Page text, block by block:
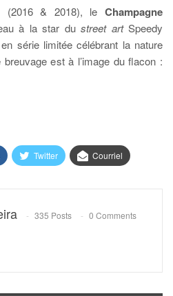
(2016 & 2018), le Champagne
à la star du street artSpeedy
série limitée célébrant la nature
est à l’image du flacon :
Twitter Courriel
335 Posts 0 Comments